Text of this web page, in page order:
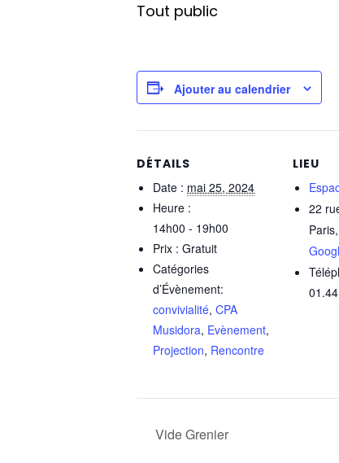
Tout public
Ajouter au calendrier
DÉTAILS
Date : mai 25, 2024
Heure :
14h00 - 19h00
Prix : Gratuit
Catégories
d’Évènement:
convivialité, CPA
Musidora, Evènement,
Projection, Rencontre
LIEU
22
Paris,
Vide Grenier